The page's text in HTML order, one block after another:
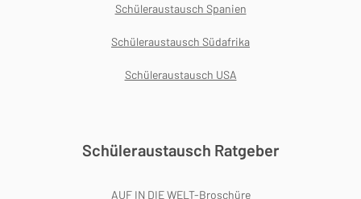
Schüleraustausch Spanien
Schüleraustausch Südafrika
Schüleraustausch USA
Schüleraustausch Ratgeber
AUF IN DIE WELT-Broschüre